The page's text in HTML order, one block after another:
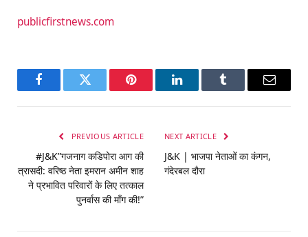
publicfirstnews.com
FacebookTwitter Pinterest LinkedInTumblr Email
PREVIOUS ARTICLE
#J&K”गजनाग कडिपोरा आग की
त्रासदी: वरिष्ठ नेता इमरान अमीन शाह
ने प्रभावित परिवारों के लिए तत्काल
पुनर्वास की माँग की!”
NEXT ARTICLE
J&K | भाजपा नेताओं का कंगन,
गंदेरबल दौरा